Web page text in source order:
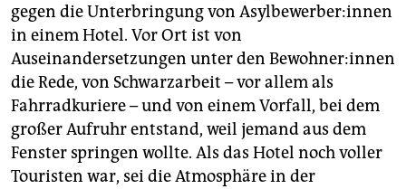
gegen die Unterbringung von Asyl­be­wer­be­r:in­nen
in einem Hotel. Vor Ort ist von
Auseinandersetzungen unter den Be­woh­ne­r:in­nen
die Rede, von Schwarzarbeit – vor allem als
Fahrradkuriere – und von einem Vorfall, bei dem
großer Aufruhr entstand, weil jemand aus dem
Fenster springen wollte. Als das Hotel noch voller
Touristen war, sei die Atmosphäre in der